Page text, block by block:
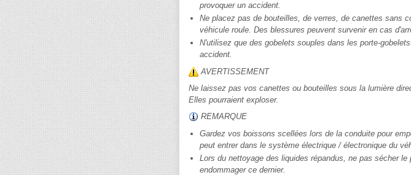
provoquer un accident.
Ne placez pas de bouteilles, de verres, de canettes sans
véhicule roule. Des blessures peuvent survenir en cas
N'utilisez que des gobelets souples dans les porte-
accident.
AVERTISSEMENT
Ne laissez pas vos canettes ou bouteilles sous la lumière
Elles pourraient exploser.
REMARQUE
Gardez vos boissons scellées lors de la conduite pour
peut entrer dans le système électrique / électronique du
Lors du nettoyage des liquides répandus, ne pas sécher
endommager ce dernier.